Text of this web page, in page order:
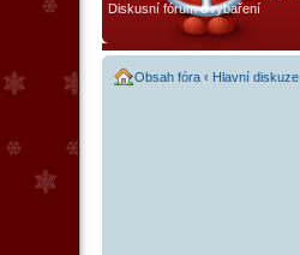
Diskusní fórum o rybaření
Obsah fóra ‹ Hlavní diskuze